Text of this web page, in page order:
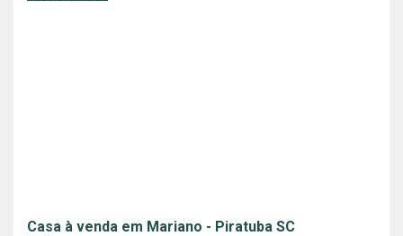
Casa à venda em Mariano - Piratuba SC